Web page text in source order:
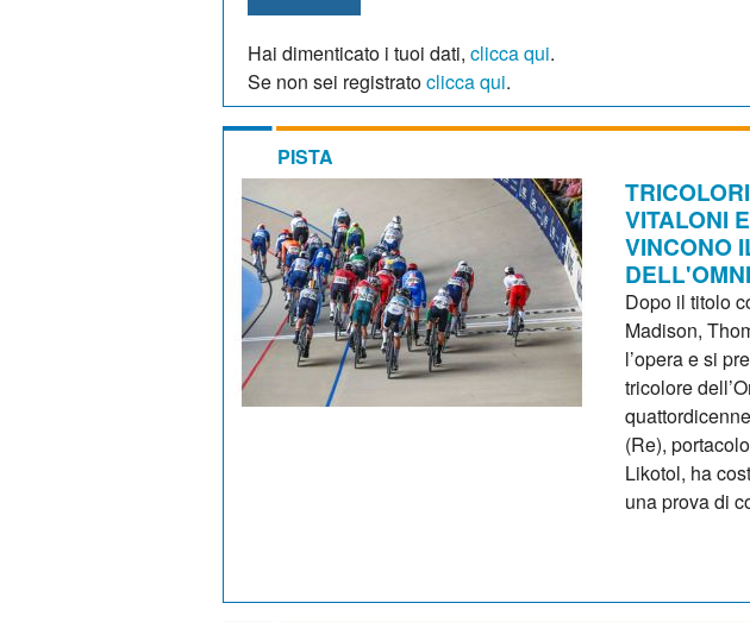
Hai dimenticato i tuoi dati, clicca qui.
Se non sei registratoclicca qui.
PISTA
VITALONI
VINCONO
Dopo il titolo
Madison,
l’opera e si
tricolore
(Re),
Likotol, ha
una prova di